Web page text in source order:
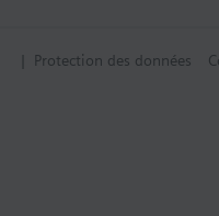
| Protection des données